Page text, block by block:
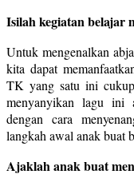
Isilah kegiatan belajar
Untuk mengenalkan
kita dapat
TK yang satu ini
menyanyikan lagu ini
dengan cara
langkah awal anak buat
Ajaklah anak buat